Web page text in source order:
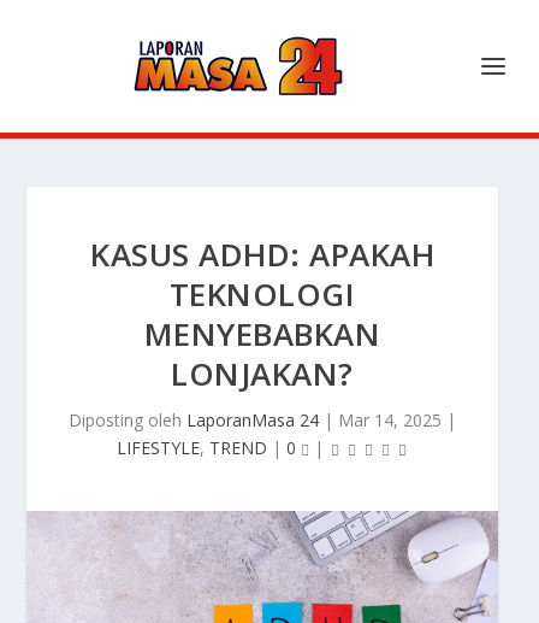
KASUS ADHD: APAKAH
TEKNOLOGI
MENYEBABKAN
LONJAKAN?
Diposting oleh LaporanMasa 24 | Mar 14, 2025 |
LIFESTYLE, TREND | 0 |